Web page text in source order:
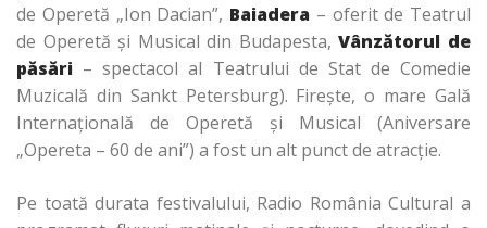
de Operetă „Ion Dacian”, Baiadera – oferit de Teatrul
de Operetă şi Musical din Budapesta,Vânzătorul de
păsări – spectacol al Teatrului de Stat de Comedie
Muzicală din Sankt Petersburg). Fireşte, o mare Gală
Internaţională de Operetă şi Musical (Aniversare
„Opereta – 60 de ani”) a fost un alt punct de atracţie.
Pe toată durata festivalului, Radio România Cultural a